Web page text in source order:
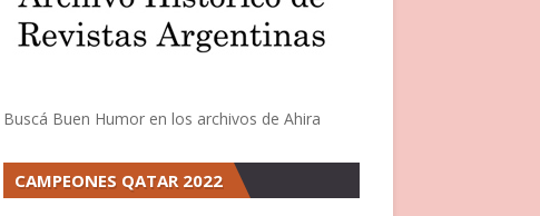
Buscá Buen Humor en los archivos de Ahira
CAMPEONES QATAR 2022